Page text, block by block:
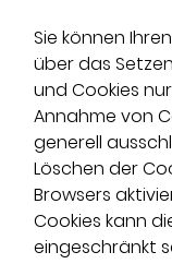
Sie können
über das
und Cookies
Annahme von
generell
Löschen der
Browsers
Cookies kann
eingeschränkt